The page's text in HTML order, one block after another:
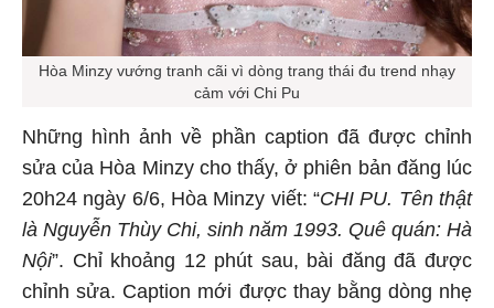
Hòa Minzy vướng tranh cãi vì dòng trang thái đu trend nhạy
cảm với Chi Pu
Những hình ảnh về phần caption đã được chỉnh
sửa của Hòa Minzy cho thấy, ở phiên bản đăng lúc
20h24 ngày 6/6, Hòa Minzy viết: “CHI PU. Tên thật
là Nguyễn Thùy Chi, sinh năm 1993. Quê quán: Hà
Nội”. Chỉ khoảng 12 phút sau, bài đăng đã được
chỉnh sửa. Caption mới được thay bằng dòng nhẹ